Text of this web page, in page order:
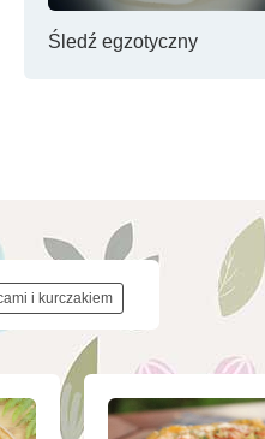
Śledź egzotyczny
i kurczakiem